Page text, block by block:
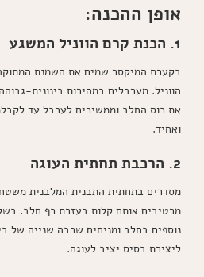
אופן ההכנה:
1. הכנת קרם הווניל המשגע
בקערת המיקסר שמים את השמנת
את כוס החלב וממשיכים לערבל עד
ואחיד.
2. הרכבת תחתית העוגה
מסדרים בתחתית התבנית המלבנית
מרטיבים אותם קלות בעזרת כף חלב.
נוספים בחלב ומניחים שכבה שנייה של
ליצירת בסיס יציב לעוגה.